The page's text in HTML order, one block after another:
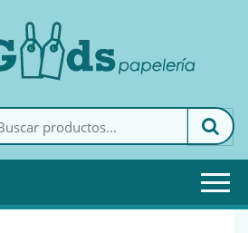
My Goods es tu papelería
online de confianza. Podrás
encontrar todo lo necesario